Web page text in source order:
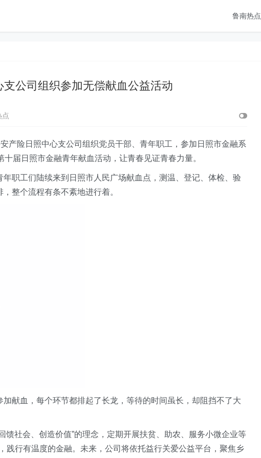
鲁南热点
公司组织参加无偿献血公益活动
点
安产险日照中心支公司 组织党员干部、青年职工， 参加 日照市金融系
十届日照市金融青年献血活动，让青春见证青春力量。
年职工们陆续来到日照市人民广场献血点，测温、登记、体检、验
整个流程有条不紊地进行着。
献血，每个环节都排起了长龙，等待的时间虽长，却阻挡不了大
馈社会、创造价值”的理念，定期开展扶贫、助农、服务小微企业等
践行有温度的金融。未来，公司将依托益行关爱公益平台，聚焦乡